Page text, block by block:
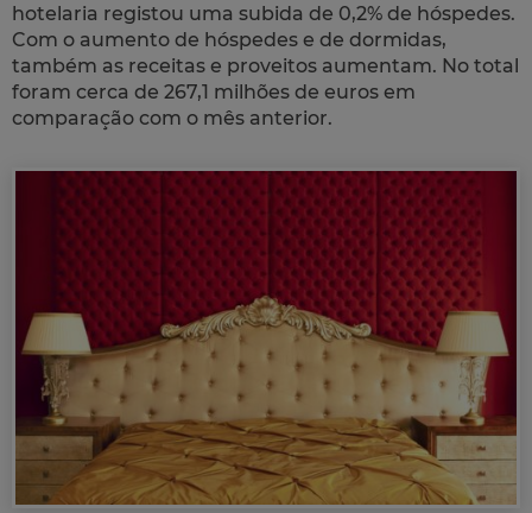
hotelaria registou uma subida de 0,2% de hóspedes.
Com o aumento de hóspedes e de dormidas,
também as receitas e proveitos aumentam. No total
foram cerca de 267,1 milhões de euros em
comparação com o mês anterior.